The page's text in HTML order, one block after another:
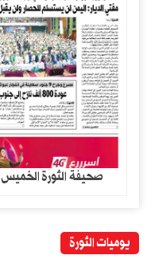
صحيفة الثورة الخميس 23 صفر 1448- 6 اغسطس 2026
يوميات الثورة